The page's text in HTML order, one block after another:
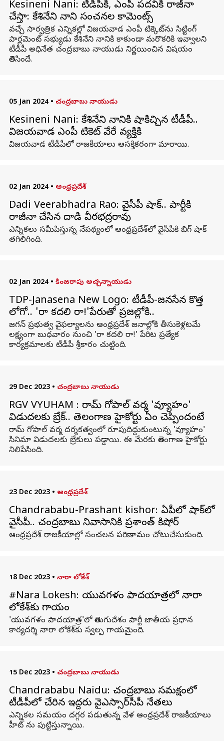
Kesineni Nani: టీడీపీకి, ఎంపీ పదవికి రాజీనామా
చేస్తా: కేశినేని నాని సంచనల కామెంట్స్
వచ్చే సార్వత్రిక ఎన్నికల్లో విజయవాడ ఎంపీ టిక్కెట్‌ను సిట్టింగ్
పార్లమెంట్ సభ్యుడు కేశినేని నానికి కాకుండా మరొకరికి ఇవ్వాలని
టీడీపీ అధినేత చంద్రబాబు నాయుడు నిర్ణయించిన విషయం
తెలిసిందే.
05 Jan 2024 • చంద్రబాబు నాయుడు
Kesineni Nani: కేశినేని నానికి షాకిచ్చిన టీడీపీ..
విజయవాడ ఎంపీ టికెట్ వేరే వ్యక్తికి
విజయవాడ టీడీపీలో రాజకీయాలు ఆసక్తికరంగా మారాయి.
02 Jan 2024 • ఆంధ్రప్రదేశ్
Dadi Veerabhadra Rao: వైసీపీ షాక్.. పార్టీకి
రాజీనామా చేసిన దాడి వీరభద్రరావు
ఎన్నికలు సమీపిస్తున్న నేపథ్యంలో ఆంధ్రప్రదేశ్‌లో వైసీపీకి బిగ్ షాక్
తగిలిగింది.
02 Jan 2024 • కింజరాపు అచ్చన్నాయుడు
TDP-Janasena New Logo: టీడీపీ-జనసేన కొత్త
లోగో.. 'రా కదలి రా!'పేరుతో ప్రజల్లోకి..
జగన్ ప్రభుత్వ వైఫల్యాలను ఆంధ్రప్రదేశ్ జనాల్లోకి తీసుకెళ్లటమే
లక్ష్యంగా బుధవారం నుంచి 'రా కదలి రా!' పేరిట ప్రత్యేక
కార్యక్రమాలకు టీడీపీ శ్రీకారం చుట్టింది.
29 Dec 2023 • చంద్రబాబు నాయుడు
RGV VYUHAM : రామ్ గోపాల్ వర్మ 'వ్యూహం'
విడుదలకు బ్రేక్‌.. తెలంగాణ హైకోర్టు ఏం చెప్పిందంటే
రామ్ గోపాల్‌ వర్మ దర్శకత్వంలో రూపుదిద్దుకుంటున్న 'వ్యూహం'
సినిమా విడుదలకు బ్రేకులు పడ్డాయి. ఈ మేరకు తెలంగాణ హైకోర్టు
నిలిపేసింది.
23 Dec 2023 • ఆంధ్రప్రదేశ్
Chandrababu-Prashant kishor: ఏపీలో షాక్‌లో
వైసీపీ.. చంద్రబాబు నివాసానికి ప్రశాంత్ కిషోర్
ఆంధ్రప్రదేశ్ రాజకీయాల్లో సంచలన పరిణామం చోటుచేసుకుంది.
18 Dec 2023 • నారా లోకేశ్
#Nara Lokesh: యువగళం పాదయాత్రలో నారా
లోకేశ్‌కు గాయం
'యువగళం పాదయాత్ర'లో తెలుగుదేశం పార్టీ జాతీయ ప్రధాన
కార్యదర్శి నారా లోకేశ్‌కు స్వల్ప గాయమైంది.
15 Dec 2023 • చంద్రబాబు నాయుడు
Chandrababu Naidu: చంద్రబాబు సమక్షంలో
టీడీపీలో చేరిన ఇద్దరు వైఎస్సార్‌సీపీ నేతలు
ఎన్నికల సమయం దగ్గర పడుతున్న వేళ ఆంధ్రప్రదేశ్ రాజకీయాలు
హీట్ ను పుట్టిస్తున్నాయి.